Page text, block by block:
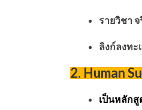
รายวิชา จ
ลิงก์ลงทะ
2.Human
เป็นหลัก